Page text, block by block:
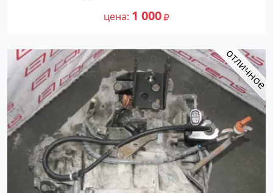
цена 1 000